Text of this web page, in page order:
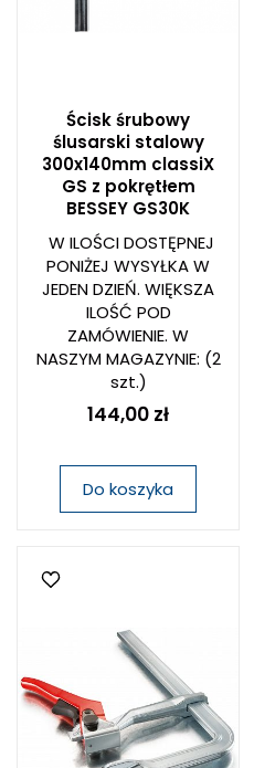
Ścisk śrubowy
ślusarski stalowy
300x140mm classiX
GS z pokrętłem
BESSEY GS30K
W ILOŚCI DOSTĘPNEJ
PONIŻEJ WYSYŁKA W
JEDEN DZIEŃ. WIĘKSZA
ILOŚĆ POD
ZAMÓWIENIE. W
NASZYM MAGAZYNIE: (2
szt.)
144,00 zł
Do koszyka